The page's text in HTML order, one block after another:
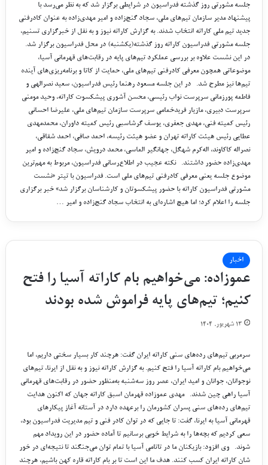
جلسه مشورتی روز گذشته فدراسیون در شرایطی برگزار شد که به نظر می‌رسد با
پیشنهاد مدیر سازمان تیم‌های ملی، سجاد گنج‌زاده و امیر مهدی‌زاده به عنوان کادرفنی
جدید تیم ملی کاراته انتخاب شدند. به گزارش کاراته نیوز و به نقل از خبرگزاری تسنیم،
جلسه مشورتی فدراسیون کاراته روز گذشته(یکشنبه) در محل فدراسیون برگزار شد.
در این نشست علاوه بر بررسی عملکرد تیم‌های پایه در رقابت‌های قهرمانی آسیا،
موضوعاتی همچون معرفی کادرفنی تیم‌های ملی، حمایت از کاتا و برنامه‌ریزی‌های آینده
تیم‌ها نیز مطرح شد. در این جلسه مسعود رهنما رئیس فدراسیون، سعید نصرالهی و
فاطمه پورزمانی سرپرست نواب رئیسی، محسن آشوری پیشکسوت کاراته، وحید مومنی
سرپرست دبیری، مازیار فریدخمامی سرپرست سازمان تیم‌های ملی، علیرضا احسانی
رئیس کمیته فنی، مهدی جعفری، یوسف گرشاسبی رئیس کمیته داوران، محمدمهدی
عطایی رئیس هیئت کاراته تهران و عضو هیئت رئیسه، احمد صافی، احمد شقاقی،
نصراله کاکاوند، اله‌کرم شهگل، جهانگیر الماسی، محمد درویش، سجاد گنج‌زاده و امیر
مهدی‌زاده حضور داشتند. نکته عجیب در اطلاع‌رسانی فدراسیون، مربوط به مهم‌ترین
موضوع جلسه یعنی معرفی کادرفنی تیم‌های ملی است. فدراسیون با تیتر «نشست
مشورتی فدراسیون کاراته با حضور پیشکسوتان و کارشناسان برگزار شد» خبر برگزاری
جلسه را اعلام کرد؛ اما هیچ اشاره‌ای به انتخاب سجاد گنج‌زاده و امیر …
اخبار
عموزاده: می‌خواهیم بام کاراته آسیا را فتح
کنیم؛ تیم‌های پایه فراموش شده بودند
۱۳ شهریور, ۱۴۰۴
سرمربی تیم‌های رده‌های سنی کاراته ایران گفت: هرچند کار بسیار سختی داریم، اما
می‌خواهیم بام کاراته آسیا را فتح کنیم. به گزارش کاراته نیوز و به نقل از ایرنا، تیم‌های
نوجوانان، جوانان و امید ایران، عصر روز سه‌شنبه به‌منظور حضور در رقابت‌های قهرمانی
آسیا راهی چین شدند. مهدی عموزاده قهرمان اسبق کاراته جهان که اکنون هدایت
تیم‌های رده‌های سنی پسران کشورمان را برعهده دارد در آستانه آغاز پیکارهای
قهرمانی آسیا به ایرنا، گفت: تا جایی که در توان کادر فنی و تیم مدیریت فدراسیون بود،
سعی کردیم که بچه‌ها را به شرایط خوبی برسانیم تا آماده حضور در این رویداد مهم
شوند. وی افزود: بازیکنان ما در تاتامی آسیا با تمام توان می‌جنگند تا نتیجه‌ای در خور
شان کاراته ایران کسب کنند. هدف ما این است تا بر بام کاراته قاره کهن باشیم، هرچند